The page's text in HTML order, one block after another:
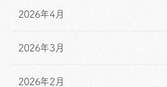
2026年4月
2026年3月
2026年2月